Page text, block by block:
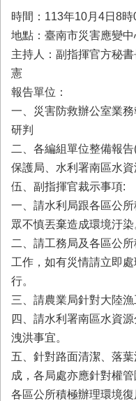
室
簡
介
災
防
新
聞
務
專
區
民
服
務
網
站
導
覽
回
首
頁
時間：113年10月4日8時
地點：臺南市災害應變中
主持人：副指揮官方
報告單位：
一、災害防救辦公室業
研判
二、各編組單位整備報
保護局、水利署南區水
伍、副指揮官裁示事項:
一、請水利局跟各區公
眾不慎丟棄造成環境汙染
二、請工務局及各區公
工作，如有災情請立即
行。
三、請農業局針對大陸
四、請水利署南區水資
洩洪事宜。
五、針對路面清潔、落
成，各局處亦應針對權
各區公所積極辦理環境